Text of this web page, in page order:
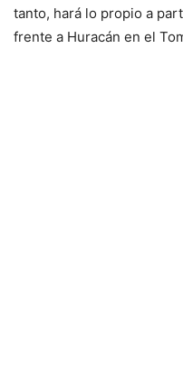
tanto, hará lo propio a
frente a Huracán en el